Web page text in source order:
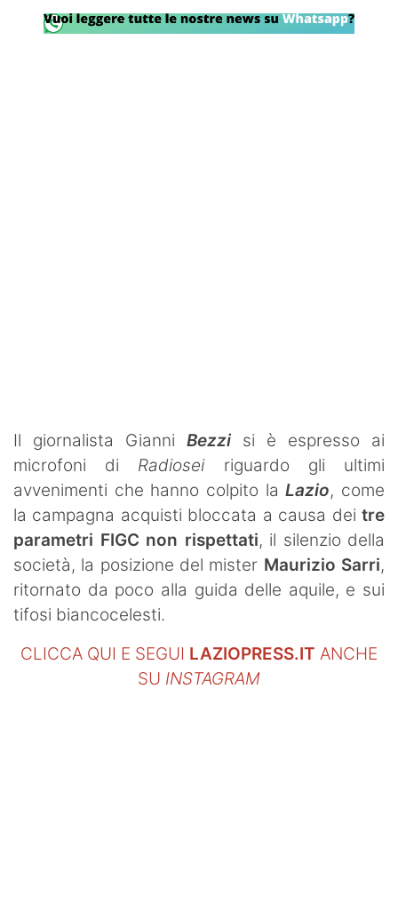
SHOP LAZIO
Il giornalista Gianni Bezzi si è espresso ai
microfoni di Radioseiriguardo gli ultimi
avvenimenti che hanno colpito laLazio, come
la campagna acquisti bloccata a causa dei tre
parametri FIGC non rispettati, il silenzio della
società, la posizione del mister Maurizio Sarri,
ritornato da poco alla guida delle aquile, e sui
tifosi biancocelesti.
CLICCA QUI E SEGUI LAZIOPRESS.IT ANCHE
SU INSTAGRAM